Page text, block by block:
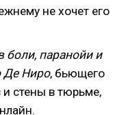
не хочет его
боли, паранойи и
Де Ниро, бьющего
и стены в тюрьме,